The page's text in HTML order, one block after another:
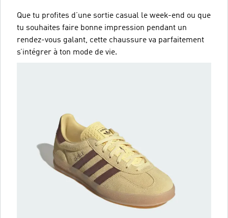
Que tu profites d’une sortie casual le week-end ou que
tu souhaites faire bonne impression pendant un
rendez-vous galant, cette chaussure va parfaitement
s’intégrer à ton mode de vie.